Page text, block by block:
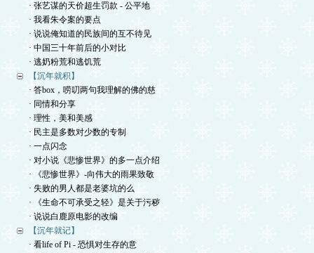
· 张艺谋的天价超生罚款 - 公平地
· 我看朱令案的要点
· 说说俺知道的民族间的互不待见
· 中国三十年前后的小对比
· 逃奶粉荒和逃饥荒
【沉年就积】
· 答box，唠叨两句我理解的佛的慈
· 同情和分享
· 理性，美和美感
· 民主是多数对少数的专制
· 一点闪念
· 对小说《悲惨世界》的多一点介绍
· 《悲惨世界》-向伟大的雨果致敬
· 失败的男人都是老婆坑的么
· 《生命不可承受之轻》是关于污秽
· 说说白鹿原电影的改编
【沉年就记】
· 看life of Pi - 恐惧对生存的意